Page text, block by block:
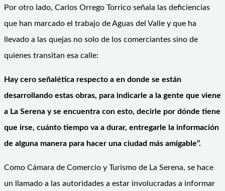
Por otro lado, Carlos Orrego Torrico señala las deficiencias
que han marcado el trabajo de Aguas del Valle y que ha
llevado a las quejas no solo de los comerciantes sino de
quienes transitan esa calle:
Hay cero señalética respecto a en donde se están
desarrollando estas obras, para indicarle a la gente que viene
a La Serena y se encuentra con esto, decirle por dónde tiene
que irse, cuánto tiempo va a durar, entregarle la información
de alguna manera para hacer una ciudad más amigable”.
Como Cámara de Comercio y Turismo de La Serena, se hace
un llamado a las autoridades a estar involucradas a informar